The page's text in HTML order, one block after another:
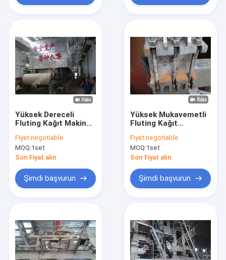
Ürün:% s
Hakkımızda
Yüksek Dereceli
Fluting Kağıt Makine
Ekipman OCC Virgin
Pulp
Fiyat:negotiable
MOQ:1set
Son Fiyat alın
Şimdi başvurun
Yüksek Mukavemetli
Fluting Kağıt
Kraft Kağıt Üretim
Makinesi
Fiyat:negotiable
MOQ:1set
Son Fiyat alın
Şimdi başvurun